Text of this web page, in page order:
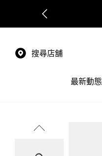
搜尋店舖
最新動態